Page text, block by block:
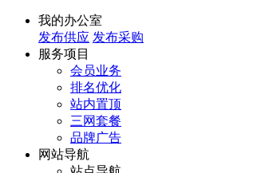
我的办公室
发布供应 发布采购
服务项目
会员业务
排名优化
站内置顶
三网套餐
品牌广告
网站导航